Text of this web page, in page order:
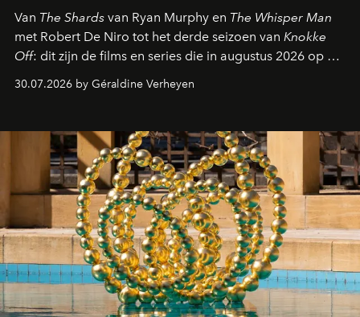
Van The Shards van Ryan Murphy en The Whisper Man
met Robert De Niro tot het derde seizoen van Knokke
Off: dit zijn de films en series die in augustus 2026 op de
streamingplatformen verschijnen.
30.07.2026 by Géraldine Verheyen